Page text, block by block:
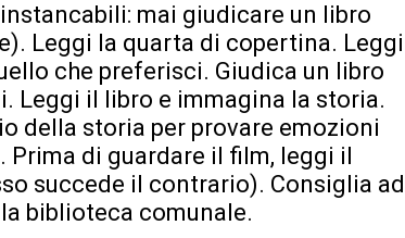
mai giudicare un libro
Leggi la quarta di copertina. Leggi
che preferisci. Giudica un libro
Leggi il libro e immagina la storia.
della storia per provare emozioni
di guardare il film, leggi il
succede il contrario). Consiglia ad
biblioteca comunale.